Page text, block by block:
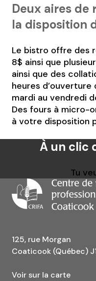
Deux aires de
la disposition
Le bistro offre des
8$ ainsi que
ainsi que des
heures d’ouverture
mardi au vendredi
Des fours à micro-
à votre disposition
À un clic
Tu
125, rue Morgan
Coaticook (Québec)
Voir sur la carte